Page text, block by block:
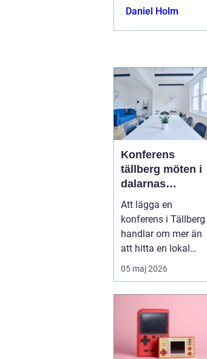
Daniel Holm
Konferens
tällberg möten i
dalarnas
vackraste by
Att lägga en
konferens i Tällberg
handlar om mer än
att hitta en lokal
med bra teknik. Den
lilla byn...
05 maj 2026